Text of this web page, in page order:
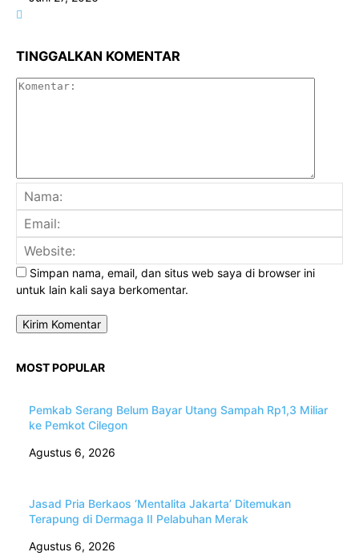
TINGGALKAN KOMENTAR
Simpan nama, email, dan situs web saya di browser ini
untuk lain kali saya berkomentar.
MOST POPULAR
Pemkab Serang Belum Bayar Utang Sampah Rp1,3 Miliar
ke Pemkot Cilegon
Agustus 6, 2026
Jasad Pria Berkaos ‘Mentalita Jakarta’ Ditemukan
Terapung di Dermaga II Pelabuhan Merak
Agustus 6, 2026